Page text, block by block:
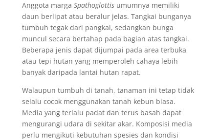
Anggota marga Spathoglottisumumnya memiliki
daun berlipat atau beralur jelas. Tangkai bunganya
tumbuh tegak dari pangkal, sedangkan bunga
muncul secara bertahap pada bagian atas tangkai.
Beberapa jenis dapat dijumpai pada area terbuka
atau tepi hutan yang memperoleh cahaya lebih
banyak daripada lantai hutan rapat.
Walaupun tumbuh di tanah, tanaman ini tetap tidak
selalu cocok menggunakan tanah kebun biasa.
Media yang terlalu padat dan terus basah dapat
mengurangi udara di sekitar akar. Komposisi media
perlu mengikuti kebutuhan spesies dan kondisi